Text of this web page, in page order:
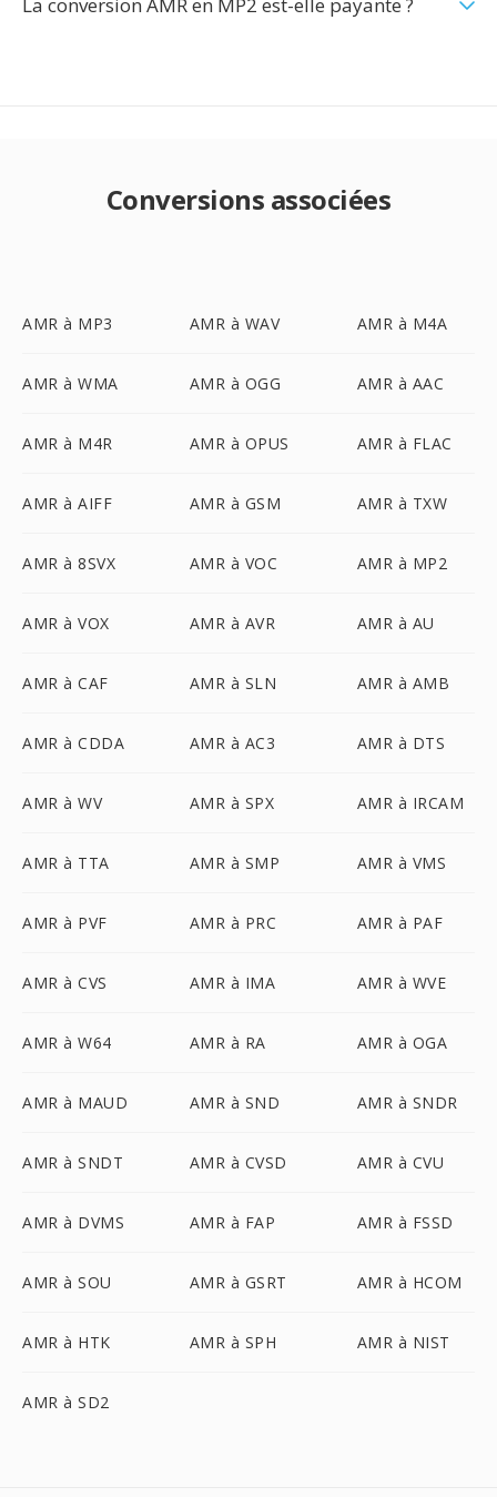
Conversions associées
AMR à MP3 AMR à WAV AMR à M4A
AMR à WMA AMR à OGG AMR à AAC
AMR à M4R AMR à OPUS AMR à FLAC
AMR à AIFF AMR à GSM AMR à TXW
AMR à 8SVX AMR à VOC AMR à MP2
AMR à VOX AMR à AVR AMR à AU
AMR à CAF AMR à SLN AMR à AMB
AMR à CDDA AMR à AC3 AMR à DTS
AMR à WV AMR à SPX AMR à IRCAM
AMR à TTA AMR à SMP AMR à VMS
AMR à PVF AMR à PRC AMR à PAF
AMR à CVS AMR à IMA AMR à WVE
AMR à W64 AMR à RA AMR à OGA
AMR à MAUD AMR à SND AMR à SNDR
AMR à SNDT AMR à CVSD AMR à CVU
AMR à DVMS AMR à FAP AMR à FSSD
AMR à SOU AMR à GSRT AMR à HCOM
AMR à HTK AMR à SPH AMR à NIST
AMR à SD2